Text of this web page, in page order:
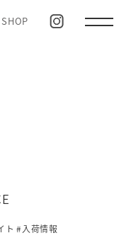
ト #入荷情報